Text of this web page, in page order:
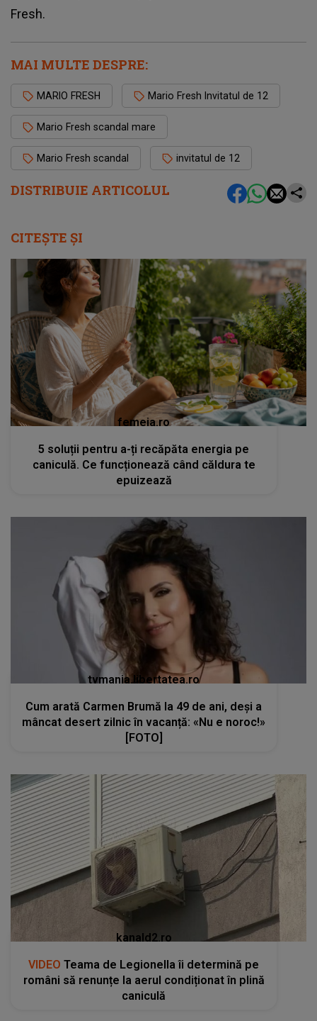
DISTRIBUIE ARTICOLUL
Fresh.
MAI MULTE DESPRE:
MARIO FRESH Mario Fresh Invitatul de 12
Mario Fresh scandal mare
Mario Fresh scandal invitatul de 12
CITEȘTE ȘI
femeia.ro
5 soluții pentru a-ți recăpăta energia pe
caniculă. Ce funcționează când căldura te
epuizează
tvmania.libertatea.ro
Cum arată Carmen Brumă la 49 de ani, deși a
mâncat desert zilnic în vacanță: «Nu e noroc!»
[FOTO]
kanald2.ro
VIDEO Teama de Legionella îi determină pe
români să renunțe la aerul condiționat în plină
caniculă